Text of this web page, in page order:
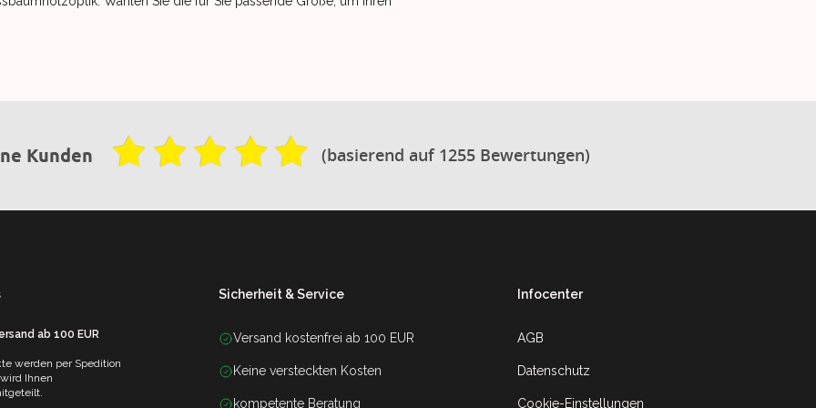
Kunden (basierend auf 1255 Bewertungen)
ab 100 EUR
werden per Spedition
Ihnen
Sicherheit & Service
Versand kostenfrei ab 100 EUR
Keine versteckten Kosten
kompetente Beratung
Infocenter
AGB
Datenschutz
Cookie-Einstellungen